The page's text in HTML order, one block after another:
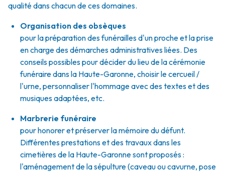
qualité dans chacun de ces domaines.
Organisation des obsèques
pour la préparation des funérailles d'un proche et la prise
en charge des démarches administratives liées. Des
conseils possibles pour décider du lieu de la cérémonie
funéraire dans la Haute-Garonne, choisir le cercueil /
l'urne, personnaliser l'hommage avec des textes et des
musiques adaptées, etc.
Marbrerie funéraire
pour honorer et préserver la mémoire du défunt.
Différentes prestations et des travaux dans les
cimetières de la Haute-Garonne sont proposés :
l'aménagement de la sépulture (caveau ou cavurne, pose